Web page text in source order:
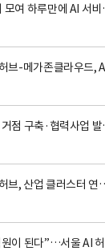
166명
공군 AX
서울 AI 허브, 산업 클러